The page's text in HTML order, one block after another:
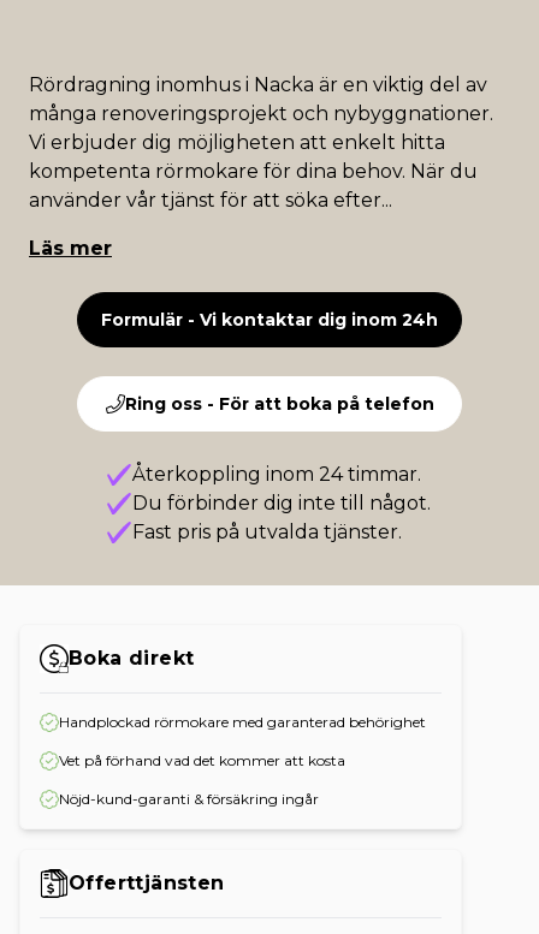
Rördragning inomhus i Nacka är en viktig del av
många renoveringsprojekt och nybyggnationer.
Vi erbjuder dig möjligheten att enkelt hitta
kompetenta rörmokare för dina behov. När du
använder vår tjänst för att söka efter...
Läs mer
Formulär - Vi kontaktar dig inom 24h
Ring oss - För att boka på telefon
Återkoppling inom 24 timmar.
Du förbinder dig inte till något.
Fast pris på utvalda tjänster.
Boka direkt
Handplockad rörmokare med garanterad behörighet
Vet på förhand vad det kommer att kosta
Nöjd-kund-garanti & försäkring ingår
Offerttjänsten